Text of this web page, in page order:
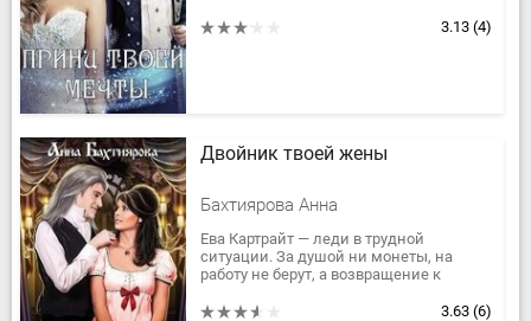
назад теперь нет, придется сразу...3.13 (4)
Двойник твоей жены
Бахтиярова Анна
Ева Картрайт — леди в трудной
ситуации. За душой ни монеты, на
работу не берут, а возвращение к
ей поступает неожиданное...
3.63 (6)